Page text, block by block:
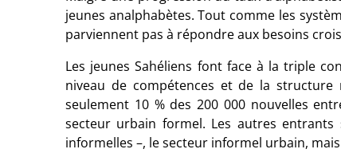
jeunes analphabètes. Tout comme les
parviennent pas à répondre aux besoins
Les jeunes Sahéliens font face à la triple
niveau de compétences et de la
seulement 10 % des 200 000 nouvelles
secteur urbain formel. Les autres
informelles –, le secteur informel urbain,